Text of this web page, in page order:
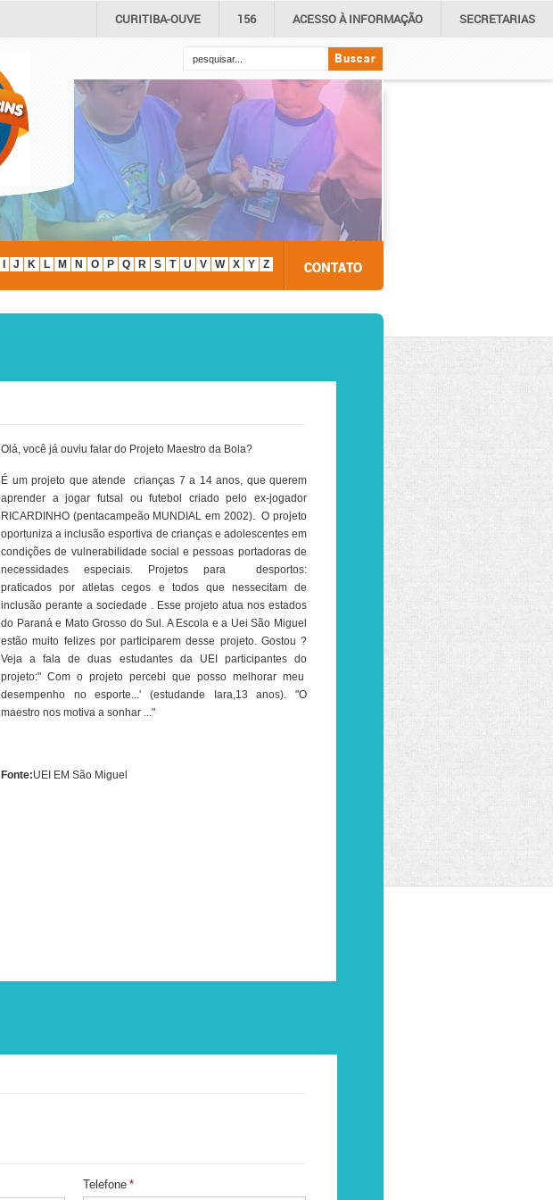
CURITIBA-OUVE 156 ACESSO ÀINFORMAÇÃO SECRETARIAS
Buscar
J K L M N O P Q R S T U V W X Y Z CONTATO
Olá, você já ouviu falar do Projeto Maestro da Bola?
É um projeto que atende crianças 7 a 14 anos, que querem
aprender a jogar futsal ou futebol criado pelo ex-jogador
RICARDINHO (pentacampeão MUNDIAL em 2002). O projeto
oportuniza a inclusão esportiva de crianças e adolescentes em
condições de vulnerabilidade social e pessoas portadoras de
necessidades especiais. Projetos para desportos:
praticados por atletas cegos e todos que nessecitam de
inclusão perante a sociedade . Esse projeto atua nos estados
do Paraná e Mato Grosso do Sul. A Escola e a Uei São Miguel
estão muito felizes por participarem desse projeto. Gostou ?
Veja a fala de duas estudantes da UEI participantes do
projeto:" Com o projeto percebi que posso melhorar meu
desempenho no esporte...' (estudande Iara,13 anos). "O
maestro nos motiva a sonhar ..."
Fonte:UEI EM São Miguel
Telefone *